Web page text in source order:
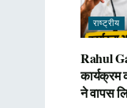
राष्ट्रीय
Rahul
कार्यक्रम
ने वापस